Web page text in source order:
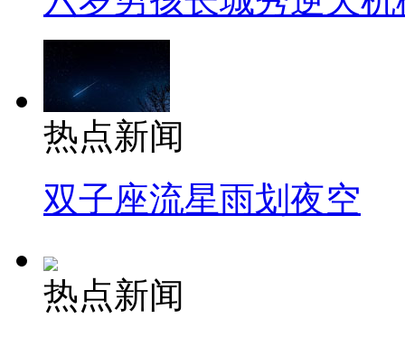
热点新闻
双子座流星雨划夜空
热点新闻